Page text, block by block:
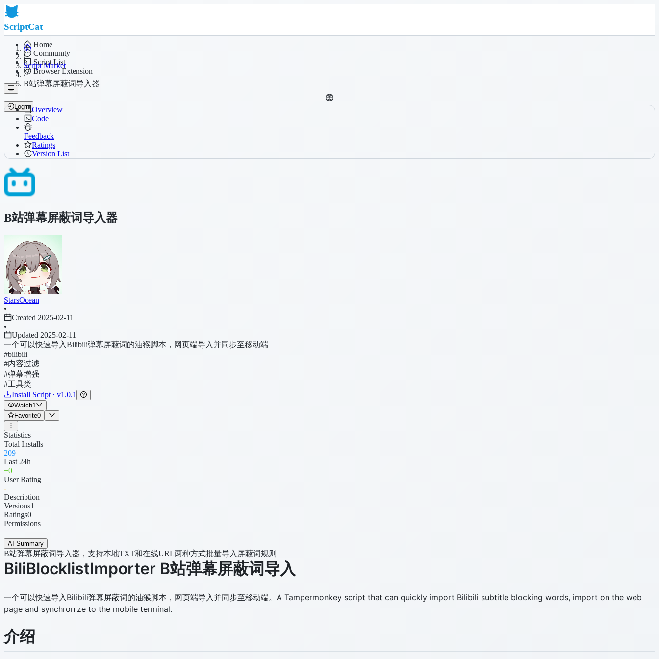
ScriptCat
Home
Community
Script List
Browser Extension
Login
/
Script Market
/
B站弹幕屏蔽词导入器
Overview
Code
Feedback
Ratings
Version List
B站弹幕屏蔽词导入器
StarsOcean
•
Created 2025-02-11
•
Updated 2025-02-11
一个可以快速导入Bilibili弹幕屏蔽词的油猴脚本，网页端导入并同步至移动端
#bilibili
#内容过滤
#弹幕增强
#工具类
Install Script · v1.0.1
Watch1
Favorite0
Statistics
Total Installs
209
Last 24h
+0
User Rating
-
Description
Versions1
Ratings0
Permissions
AI Summary
B站弹幕屏蔽词导入器，支持本地TXT和在线URL两种方式批量导入屏蔽词规则
BiliBlocklistImporter B站弹幕屏蔽词导入
一个可以快速导入Bilibili弹幕屏蔽词的油猴脚本，网页端导入并同步至移动端。A Tampermonkey script that can quickly import Bilibili subtitle blocking words, import on the web
page and synchronize to the mobile terminal.
介绍